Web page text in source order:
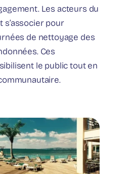
Les acteurs du
pour
de nettoyage des
Ces
le public tout en